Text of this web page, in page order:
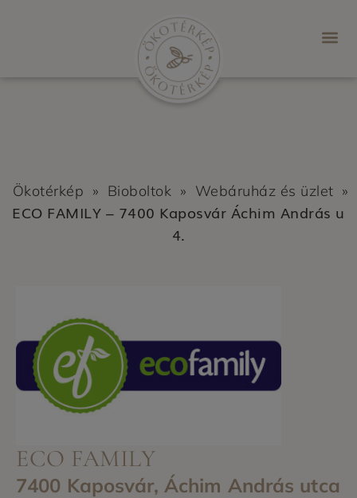
Ökotérkép » Bioboltok » Webáruház és üzlet »
ECO FAMILY – 7400 Kaposvár Áchim András u
4.
ECO FAMILY
7400 Kaposvár, Áchim András utca